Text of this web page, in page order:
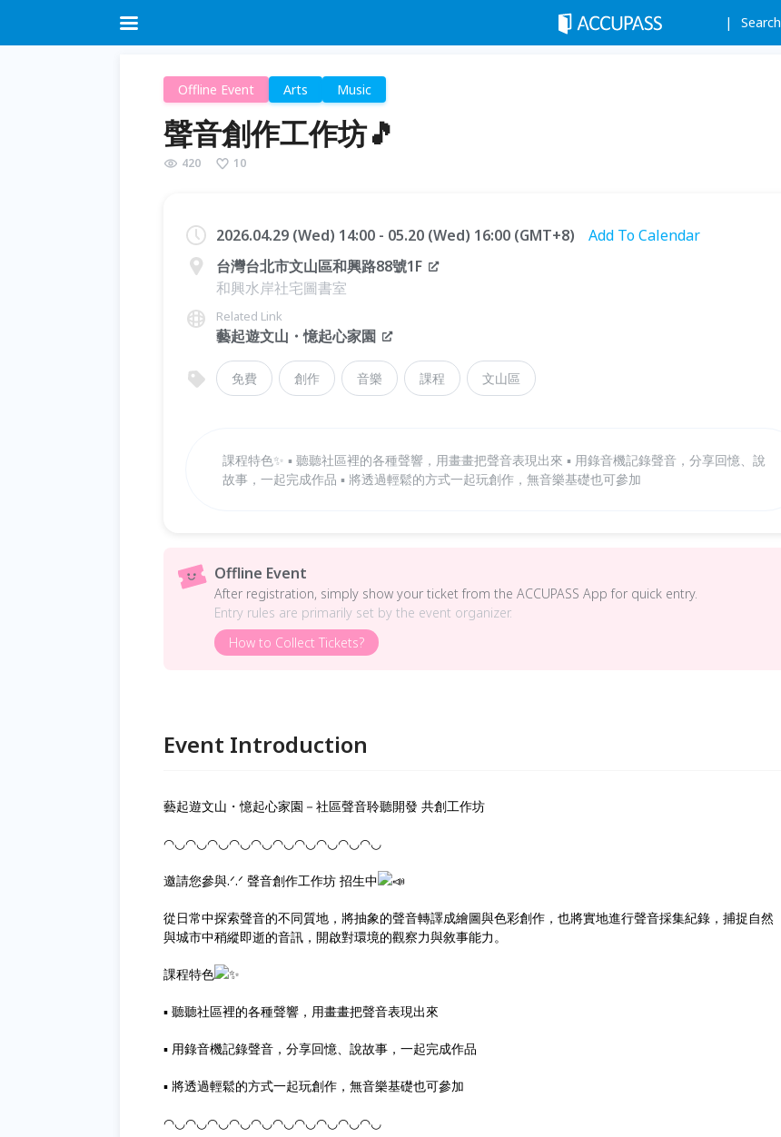
Search
Offline Event Arts Music
聲音創作工作坊🎵
420 10
2026.04.29 (Wed) 14:00 - 05.20 (Wed) 16:00 (GMT+8)
Add To Calendar
台灣台北市文山區和興路88號1F
和興水岸社宅圖書室
Related Link
藝起遊文山・憶起心家園
免費 創作 音樂 課程 文山區
課程特色✨ ▪︎ 聽聽社區裡的各種聲響，用畫畫把聲音表現出來 ▪︎ 用錄音機記錄聲音，分享回憶、說
故事，一起完成作品 ▪︎ 將透過輕鬆的方式一起玩創作，無音樂基礎也可參加
Offline Event
After registration, simply show your ticket from the ACCUPASS App for quick entry.
Entry rules are primarily set by the event organizer.
How to Collect Tickets?
Event Introduction
藝起遊文山・憶起心家園－社區聲音聆聽開發 共創工作坊 󠀠
◠◡◠◡◠◡◠◡◠◡◠◡◠◡◠◡◠◡◠◡ 󠀠
邀請您參與.ᐟ.ᐟ 聲音創作工作坊 招生中
從日常中探索聲音的不同質地，將抽象的聲音轉譯成繪圖與色彩創作，也將實地進行聲音採集紀錄，捕捉自然
與城市中稍縱即逝的音訊，開啟對環境的觀察力與敘事能力。
課程特色
▪︎ 聽聽社區裡的各種聲響，用畫畫把聲音表現出來
▪︎ 用錄音機記錄聲音，分享回憶、說故事，一起完成作品
▪︎ 將透過輕鬆的方式一起玩創作，無音樂基礎也可參加
◠◡◠◡◠◡◠◡◠◡◠◡◠◡◠◡◠◡◠◡ 󠀠 󠀠